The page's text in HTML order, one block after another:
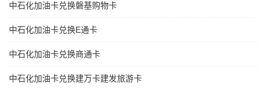
中石化加油卡兑换磐基购物卡
中石化加油卡兑换E通卡
中石化加油卡兑换商通卡
中石化加油卡兑换建万卡建发旅游卡